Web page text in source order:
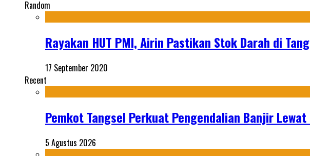
Random
Rayakan HUT PMI, Airin Pastikan Stok Darah di
17 September 2020
Recent
Pemkot Tangsel Perkuat Pengendalian Banjir
5 Agustus 2026